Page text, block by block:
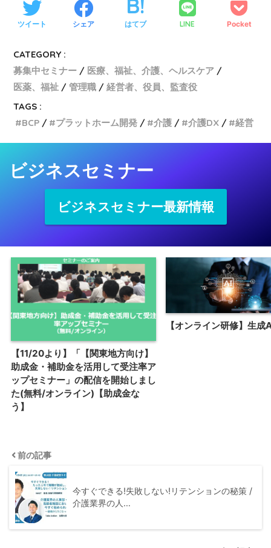
ツイート シェア はてブ LINE Pocket
CATEGORY :
募集中セミナー
医療、福祉、介護、ヘルスケア
医薬、福祉
管理職
経営者、役員、監査役
TAGS :
BCP
プラットホーム開発 介護 介護DX 経営
ビジネスセミナー
ビジネスセミナー最新情報
【11/20より】「【関東地方向け】
助成金・補助金を活用して受注率ア
ップセミナー」の配信を開始しまし
た(無料/オンライン)【助成金な
う】
【オンライン研修】生成
前の記事
今すぐできる!失敗しない!リテンションの秘策 /
介護業界の人…